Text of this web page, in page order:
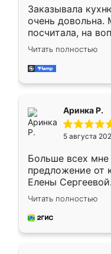
Заказывала
очень
посчитала, на
Замерщик
делу со всей
за день, ребята
Читать полностью
Аринка Р.
5 августа
Больше всех мне
предложение от
Елены
короткие сроки
для замера
предложил по
Читать полностью